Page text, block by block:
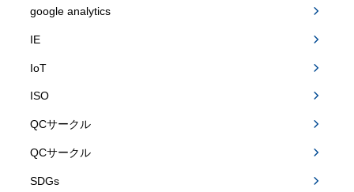
google analytics
IE
IoT
ISO
QCサークル
QCサークル
SDGs